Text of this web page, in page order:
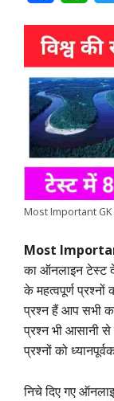
c
e
b
o
o
k
a
t
s
A
p
p
Most Important
Most
का ऑनलाइन टेस्ट
के महत्वपूर्ण
प्रश्न हैं आप सभी
प्रश्न भी आसानी से
प्रश्नों को
निचे दिए गए